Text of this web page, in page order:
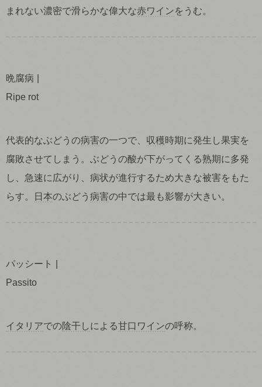
まれない濃密で滑らかな偉大な赤ワインをうむ。
晩腐病
Ripe rot
代表的なぶどうの病害の一つで、 収穫時期に発生し果実を
腐敗させてしまう。ぶどうの酸が下がってくる熟期に多発
し、急速に広がり、病状が進行するため大きな被害をもた
らす。
日本のぶどう 病害の中では最も影響が大きい。
パッシート
Passito
イタリアでの陰干しによる甘口ワインの呼称。